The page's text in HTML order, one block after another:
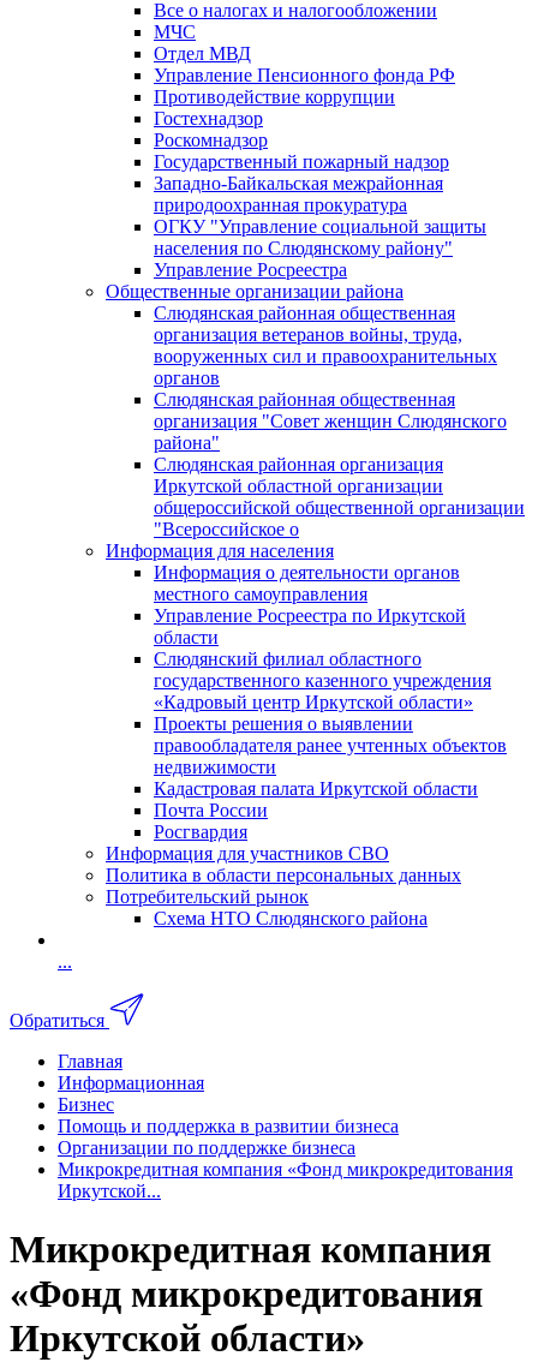
Все о налогах и налогообложении
МЧС
Отдел МВД
Управление Пенсионного фонда РФ
Противодействие коррупции
Гостехнадзор
Роскомнадзор
Государственный пожарный надзор
Западно-Байкальская межрайонная
природоохранная прокуратура
ОГКУ "Управление социальной защиты
населения по Слюдянскому району"
Управление Росреестра
Общественные организации района
Слюдянская районная общественная
организация ветеранов войны, труда,
вооруженных сил и правоохранительных
органов
Слюдянская районная общественная
организация "Совет женщин Слюдянского
района"
Слюдянская районная организация
Иркутской областной организации
общероссийской общественной организации
"Всероссийское о
Информация для населения
Информация о деятельности органов
местного самоуправления
Управление Росреестра по Иркутской
области
Слюдянский филиал областного
государственного казенного учреждения
«Кадровый центр Иркутской области»
Проекты решения о выявлении
правообладателя ранее учтенных объектов
недвижимости
Кадастровая палата Иркутской области
Почта России
Росгвардия
Информация для участников СВО
Политика в области персональных данных
Потребительский рынок
Схема НТО Слюдянского района
...
Обратиться
Главная
Информационная
Бизнес
Помощь и поддержка в развитии бизнеса
Организации по поддержке бизнеса
Микрокредитная компания «Фонд микрокредитования
Иркутской...
Микрокредитная компания
«Фонд микрокредитования
Иркутской области»